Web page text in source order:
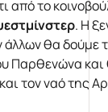
από το
. Η
θα δούμε
Παρθενώνα
τον ναό της